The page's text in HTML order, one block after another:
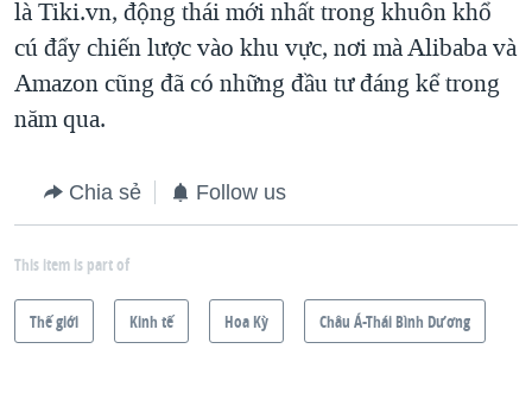
là Tiki.vn, động thái mới nhất trong khuôn khổ
cú đẩy chiến lược vào khu vực, nơi mà Alibaba và
Amazon cũng đã có những đầu tư đáng kể trong
năm qua.
Chia sẻ Follow us
This item is part of
Thế giới Kinh tế Hoa Kỳ Châu Á-Thái Bình Dương